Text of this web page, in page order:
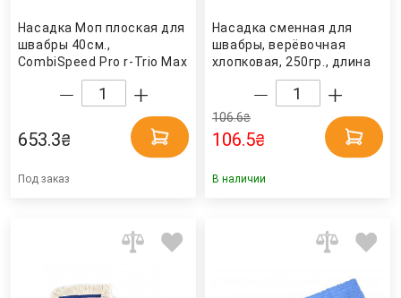
Насадка Моп плоская для
швабры 40см.,
CombiSpeed Pro r-Trio Max
(173457) Vileda
Professional
653.3₴
Под заказ
Насадка сменная для
швабры, верёвочная
хлопковая, 250гр., длина
веревок 27см. Мой Дом
106.6₴
106.5₴
В наличии